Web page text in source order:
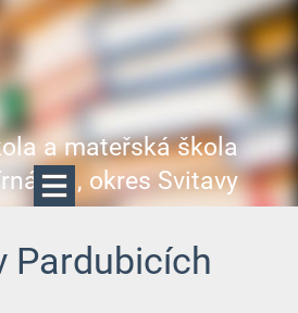
a mateřská škola
okres Svitavy
Pardubicích